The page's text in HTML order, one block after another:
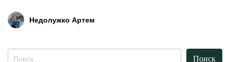
Недолужко Артем